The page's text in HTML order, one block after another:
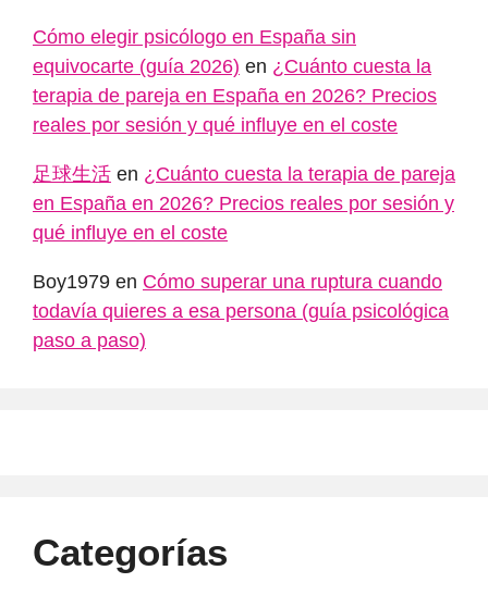
Cómo elegir psicólogo en España sin
equivocarte (guía 2026) en ¿Cuánto cuesta la
terapia de pareja en España en 2026? Precios
reales por sesión y qué influye en el coste
足球生活 en ¿Cuánto cuesta la terapia de pareja
en España en 2026? Precios reales por sesión y
qué influye en el coste
Boy1979 en Cómo superar una ruptura cuando
todavía quieres a esa persona (guía psicológica
paso a paso)
Categorías